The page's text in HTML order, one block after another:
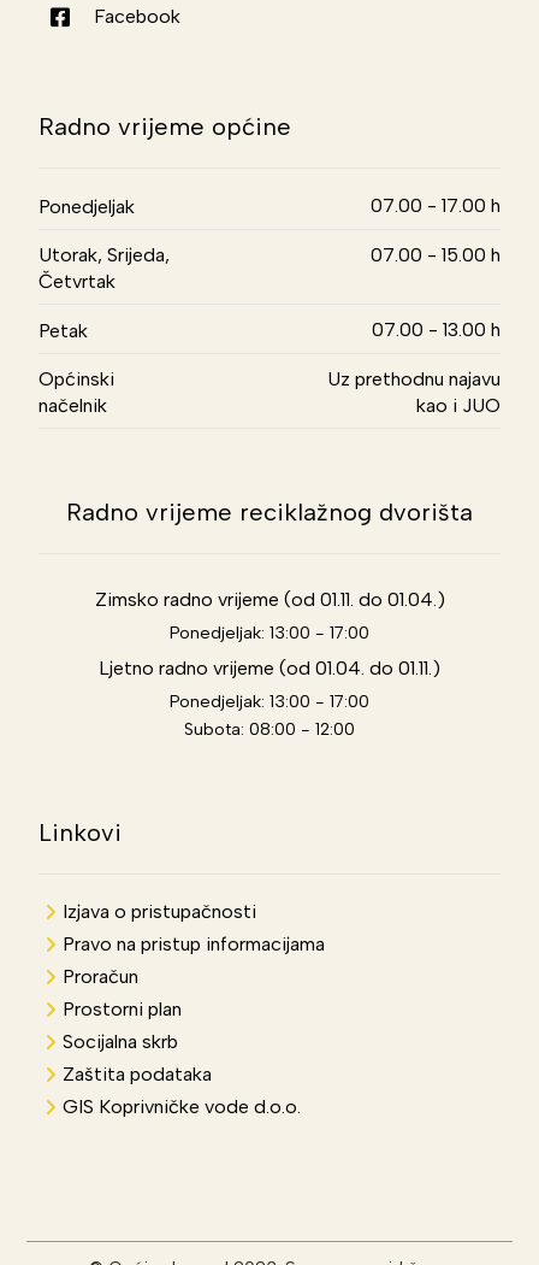
Facebook
Radno vrijeme općine
Ponedjeljak 07.00 - 17.00 h
Utorak, Srijeda,
Četvrtak
07.00 - 15.00 h
Petak 07.00 - 13.00 h
Općinski
načelnik
Uz prethodnu najavu
kao i JUO
Radno vrijeme reciklažnog dvorišta
Zimsko radno vrijeme (od 01.11. do 01.04.)
Ponedjeljak: 13:00 - 17:00
Ljetno radno vrijeme (od 01.04. do 01.11.)
Ponedjeljak: 13:00 - 17:00
Subota: 08:00 - 12:00
Linkovi
Izjava o pristupačnosti
Pravo na pristup informacijama
Proračun
Prostorni plan
Socijalna skrb
Zaštita podataka
GIS Koprivničke vode d.o.o.